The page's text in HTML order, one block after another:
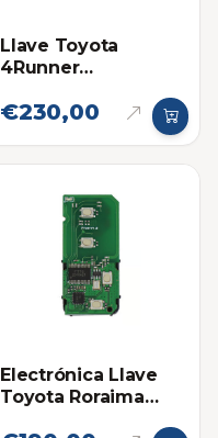
Llave Toyota
4Runner
Eléctronica original
€230,00
Electrónica Llave
Toyota Roraima